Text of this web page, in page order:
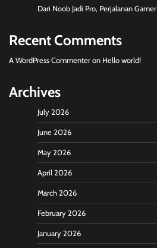
Dari Noob Jadi Pro, Perjalanan Gamer
Recent Comments
A WordPress Commenter on Hello world!
Archives
July 2026
June 2026
May 2026
April 2026
March 2026
February 2026
January 2026